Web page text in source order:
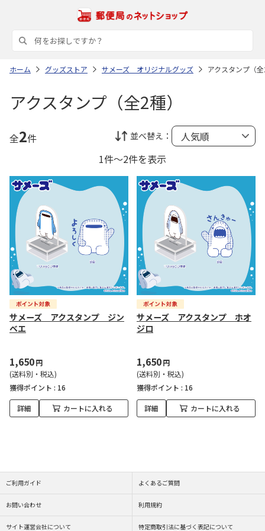
ホーム グッズストア サメーズ オリジナルグッズ アクスタンプ（
アクスタンプ（全2種）
全2件 並べ替え：
1件～2件を表示
サメーズ アクスタンプ ジン
ベエ
1,650円
(送料別・税込)
獲得ポイント : 16
詳細 カートに入れる
サメーズ アクスタンプ ホオ
ジロ
1,650円
(送料別・税込)
獲得ポイント : 16
詳細 カートに入れる
ご利用ガイド よくあるご質問
お問い合わせ 利用規約
サイト運営会社について 特定商取引法に基づく表記について